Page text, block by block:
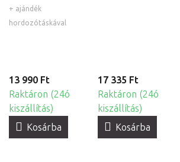
11db
+ ajándék
hordozótáskával
13 990 Ft
Raktáron (24ó
kiszállítás)
Kosárba
17 335 Ft
Raktáron (24ó
kiszállítás)
Kosárba